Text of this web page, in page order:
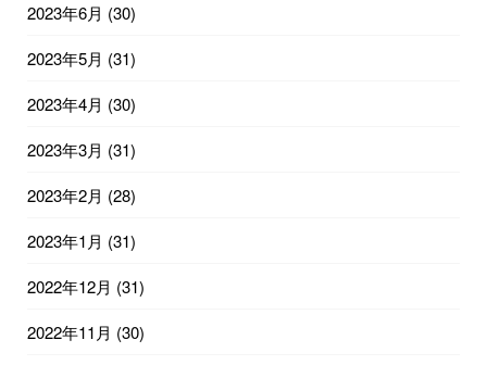
2023年6月 (30)
2023年5月 (31)
2023年4月 (30)
2023年3月 (31)
2023年2月 (28)
2023年1月 (31)
2022年12月 (31)
2022年11月 (30)